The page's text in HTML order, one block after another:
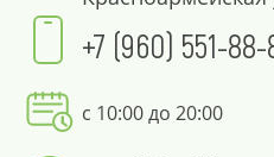
+7 (960) 551-
с 10:00 до 20:00